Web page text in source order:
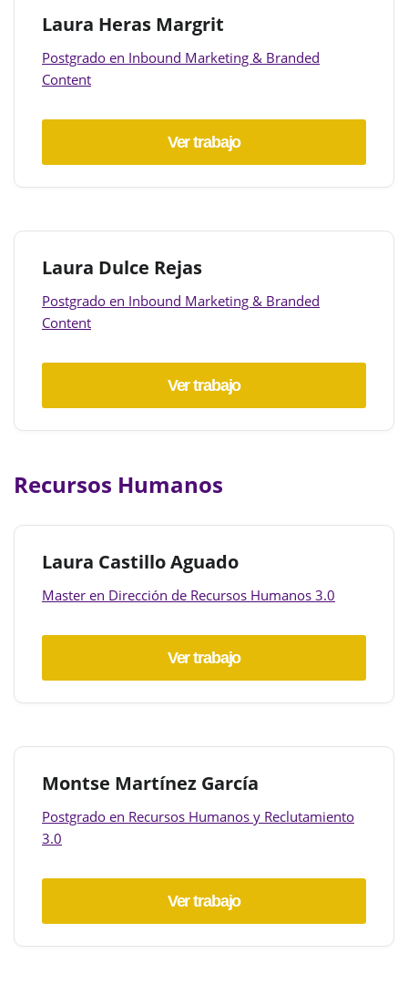
Laura Heras Margrit
Postgrado en Inbound Marketing & Branded
Content
Ver trabajo
Laura Dulce Rejas
Postgrado en Inbound Marketing & Branded
Content
Ver trabajo
Recursos Humanos
Laura Castillo Aguado
Master en Dirección de Recursos Humanos 3.0
Ver trabajo
Montse Martínez García
Postgrado en Recursos Humanos y Reclutamiento
3.0
Ver trabajo